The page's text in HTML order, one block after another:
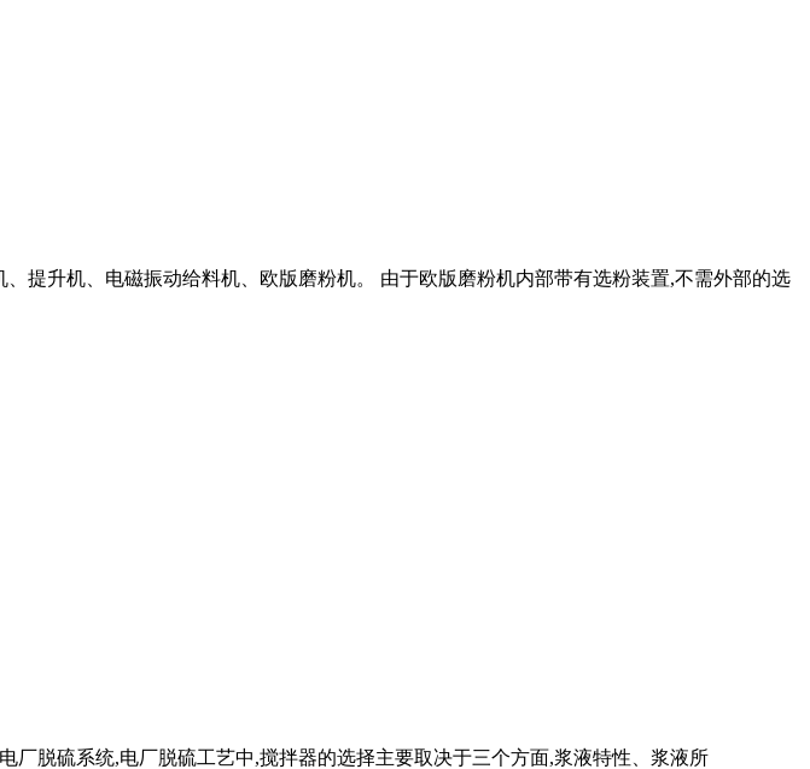
提升机、电磁振动给料机、欧版磨粉机。 由于欧版磨粉机内部带有选粉装置,不需外部的选
脱硫系统,电厂脱硫工艺中,搅拌器的选择主要取决于三个方面,浆液特性、浆液所